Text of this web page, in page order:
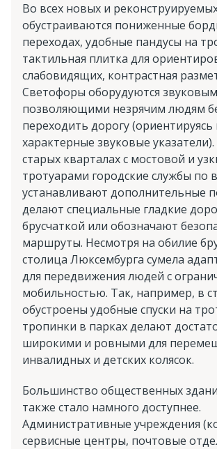
Во всех новых и
обустраиваются пониженные
переходах, удобные пандусы на
тактильная плитка для
слабовидящих, контрастная
Светофоры оборудуются
позволяющими незрячим людям
переходить дорогу (ориентируясь
характерные звуковые
старых кварталах с мостовой и
тротуарами городские службы по
устанавливают дополнительные
делают специальные гладкие
брусчаткой или обозначают
маршруты. Несмотря на обилие
столица Люксембурга сумела
для передвижения людей с
мобильностью. Так, например, в
обустроены удобные спуски на
тропинки в парках делают
широкими и ровными для
инвалидных и детских колясок.
Большинство общественных
также стало намного доступнее.
Административные учреждения
сервисные центры, почтовые